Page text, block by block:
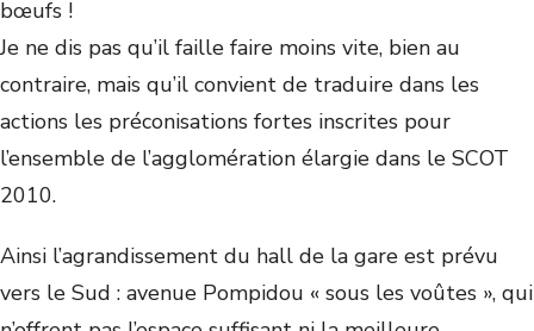
bœufs !
Je ne dis pas qu’il faille faire moins vite, bien au
contraire, mais qu’il convient de traduire dans les
actions les préconisations fortes inscrites pour
l’ensemble de l’agglomération élargie dans le SCOT
2010.
Ainsi l’agrandissement du hall de la gare est prévu
vers le Sud : avenue Pompidou « sous les voûtes », qui